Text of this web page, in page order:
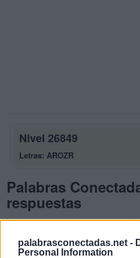
palabrasconectadas.net -
Personal Information
Nivel 26849
Letras: AROZR
Palabras
respuestas
La respuesta a este
A
R
O